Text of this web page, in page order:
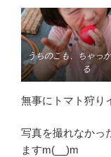
うちのこも、ちゃっ
る
無事にトマト狩り
写真を撮れなかっ
ますm(__)m